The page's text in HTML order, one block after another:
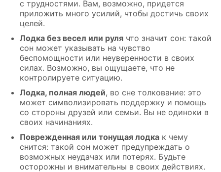
с трудностями. Вам, возможно, придется
приложить много усилий, чтобы достичь своих
целей.
Лодка без весел или руля что значит сон: такой
сон может указывать на чувство
беспомощности или неуверенности в своих
силах. Возможно, вы ощущаете, что не
контролируете ситуацию.
Лодка, полная людей, во сне толкование: это
может символизировать поддержку и помощь
со стороны друзей или семьи. Вы не одиноки в
своих начинаниях.
Поврежденная или тонущая лодка к чему
снится: такой сон может предупреждать о
возможных неудачах или потерях. Будьте
осторожны и внимательны в своих действиях.